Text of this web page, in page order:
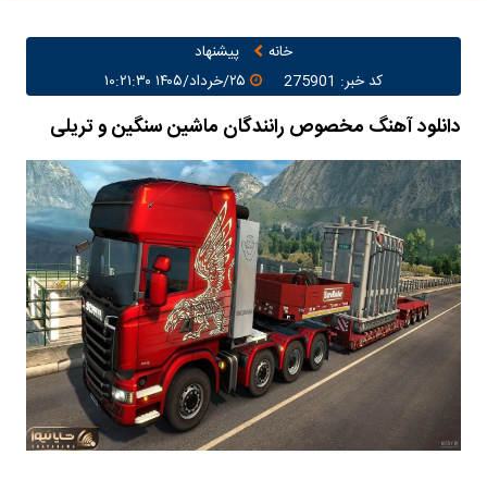
خانه
پیشنهاد
کد خبر: 275901
دانلود آهنگ مخصوص رانندگان ماشین سنگین و تریلی